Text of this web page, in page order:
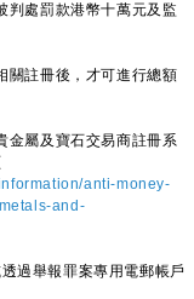
判處罰款港幣十萬元及監
註冊後，才可進行總額
屬及寶石交易商註冊系
anti-money-
and-
舉報罪案專用電郵帳戶